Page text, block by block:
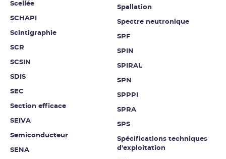
Scellée
SCHAPI
Scintigraphie
SCR
SCSIN
SDIS
SEC
Section efficace
SEIVA
Semiconducteur
SENA
Spallation
Spectre neutronique
SPF
SPIN
SPIRAL
SPN
SPPPI
SPRA
SPS
Spécifications techniques
d'exploitation